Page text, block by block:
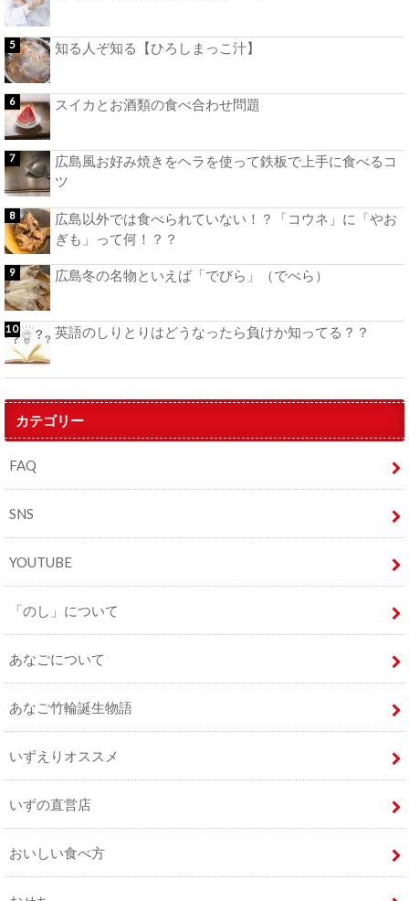
知る人ぞ知る【ひろしまっこ汁】
スイカとお酒類の食べ合わせ問題
広島風お好み焼きをヘラを使って鉄板で上手に食べるコ
ツ
広島以外では食べられていない！？「コウネ」に「やお
ぎも」って何！？？
広島冬の名物といえば「でびら」（でべら）
英語のしりとりはどうなったら負けか知ってる？？
カテゴリー
FAQ
SNS
YOUTUBE
「のし」について
あなごについて
あなご竹輪誕生物語
いずえりオススメ
いずの直営店
おいしい食べ方